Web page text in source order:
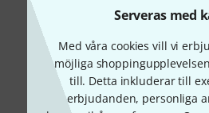
Serveras med
Med våra cookies vill vi
möjliga
till. Detta inkluderar till
erbjudanden, personliga
Läs alla
Jämför